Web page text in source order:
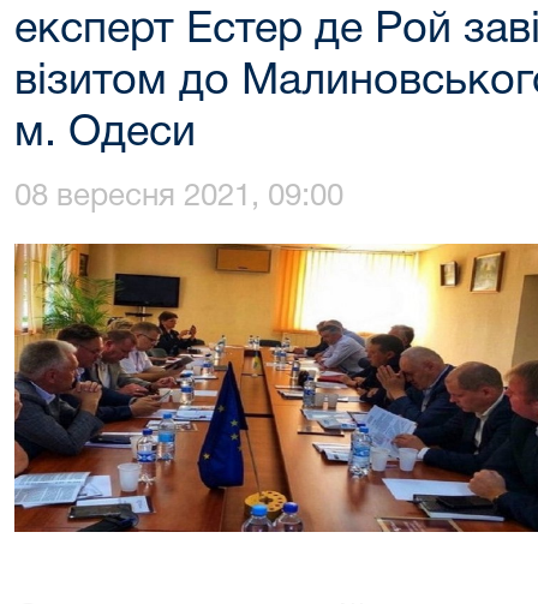
експерт Естер де Рой
візитом до
м. Одеси
08 вересня 2021, 09:00